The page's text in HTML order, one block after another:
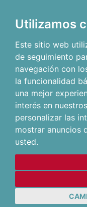
Utilizamos
Este sitio web
de seguimiento
navegación con
la funcionalidad
una mejor
interés en
personalizar las
mostrar anuncios
usted.